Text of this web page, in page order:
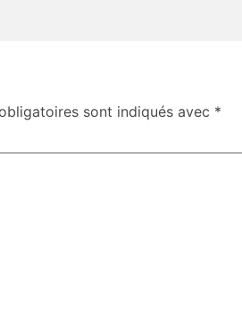
sont indiqués avec *